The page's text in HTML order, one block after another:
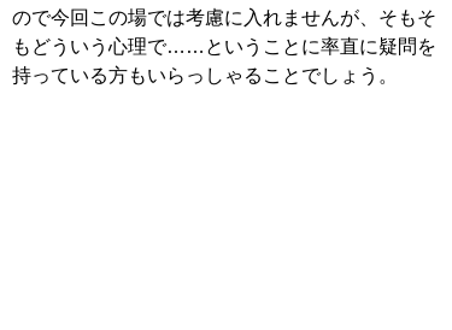
ので今回この場では考慮に入れませんが、そもそ
もどういう心理で……ということに率直に疑問を
持っている方もいらっしゃることでしょう。